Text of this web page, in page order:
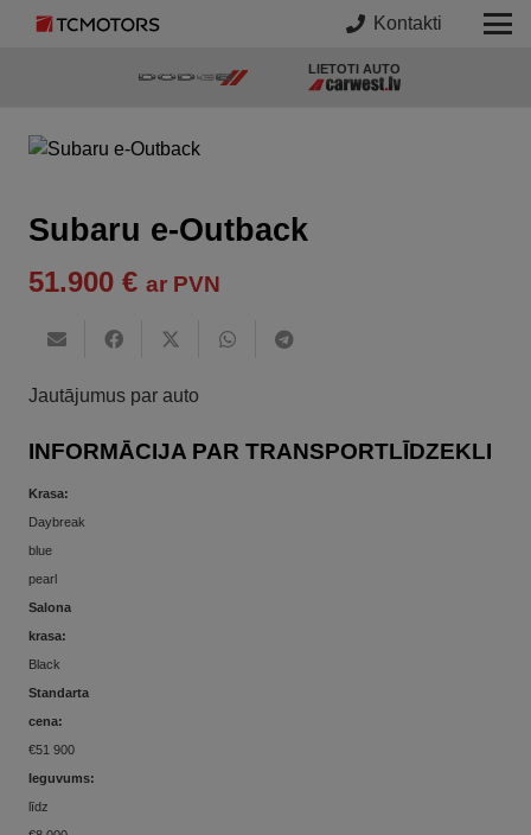
Kontakti
LIETOTI AUTO
Subaru e-Outback
51.900 € ar PVN
Jautājumus par auto
INFORMĀCIJA PAR TRANSPORTLĪDZEKLI
Krasa:
Daybreak
blue
pearl
Salona
krasa:
Black
Standarta
cena:
€51 900
Ieguvums:
līdz